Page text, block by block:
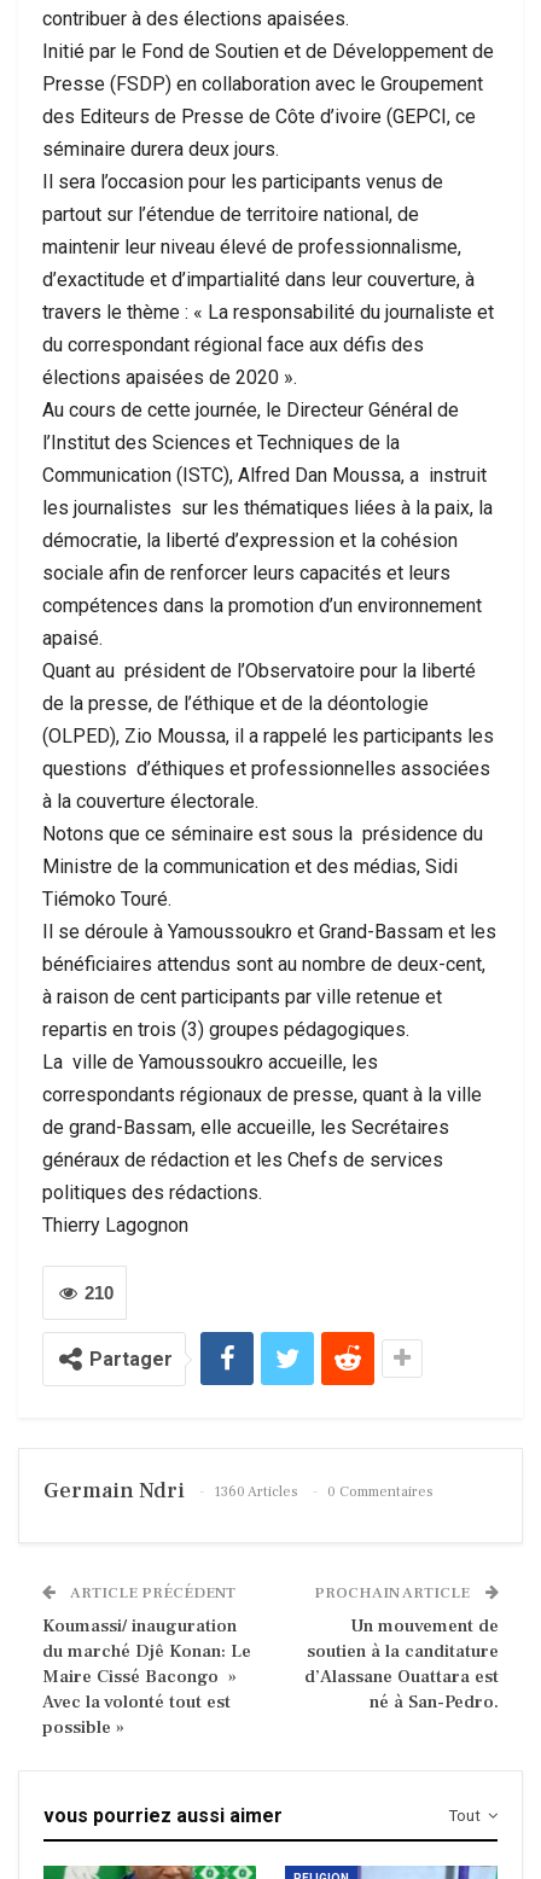
contribuer à des élections apaisées.
Initié par le Fond de Soutien et de Développement de
Presse (FSDP) en collaboration avec le Groupement
des Editeurs de Presse de Côte d’ivoire (GEPCI, ce
séminaire durera deux jours.
Il sera l’occasion pour les participants venus de
partout sur l’étendue de territoire national, de
maintenir leur niveau élevé de professionnalisme,
d’exactitude et d’impartialité dans leur couverture, à
travers le thème : « La responsabilité du journaliste et
du correspondant régional face aux défis des
élections apaisées de 2020 ».
Au cours de cette journée, le Directeur Général de
l’Institut des Sciences et Techniques de la
Communication (ISTC), Alfred Dan Moussa, a instruit
les journalistes sur les thématiques liées à la paix, la
démocratie, la liberté d’expression et la cohésion
sociale afin de renforcer leurs capacités et leurs
compétences dans la promotion d’un environnement
apaisé.
Quant au président de l’Observatoire pour la liberté
de la presse, de l’éthique et de la déontologie
(OLPED), Zio Moussa, il a rappelé les participants les
questions d’éthiques et professionnelles associées
à la couverture électorale.
Notons que ce séminaire est sous la présidence du
Ministre de la communication et des médias, Sidi
Tiémoko Touré.
Il se déroule à Yamoussoukro et Grand-Bassam et les
bénéficiaires attendus sont au nombre de deux-cent,
à raison de cent participants par ville retenue et
repartis en trois (3) groupes pédagogiques.
La ville de Yamoussoukro accueille, les
correspondants régionaux de presse, quant à la ville
de grand-Bassam, elle accueille, les Secrétaires
généraux de rédaction et les Chefs de services
politiques des rédactions.
Thierry Lagognon
210
Partager
Germain Ndri 1360 Articles 0 Commentaires
ARTICLE PRÉCÉDENT
Koumassi/ inauguration
du marché Djê Konan: Le
Maire Cissé Bacongo »
Avec la volonté tout est
possible »
PROCHAIN ARTICLE
Un mouvement de
soutien à la canditature
d’Alassane Ouattara est
né à San-Pedro.
Tout
vous pourriez aussi aimer